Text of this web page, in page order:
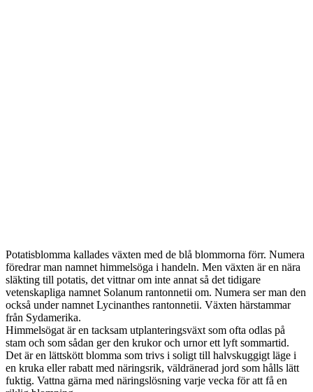
Potatisblomma kallades växten med de blå blommorna förr. Numera
föredrar man namnet himmelsöga i handeln. Men växten är en nära
släkting till potatis, det vittnar om inte annat så det tidigare
vetenskapliga namnet Solanum rantonnetii om. Numera ser man den
också under namnet Lycinanthes rantonnetii. Växten härstammar
från Sydamerika.
Himmelsögat är en tacksam utplanteringsväxt som ofta odlas på
stam och som sådan ger den krukor och urnor ett lyft sommartid.
Det är en lättskött blomma som trivs i soligt till halvskuggigt läge i
en kruka eller rabatt med näringsrik, väldränerad jord som hålls lätt
fuktig. Vattna gärna med näringslösning varje vecka för att få en